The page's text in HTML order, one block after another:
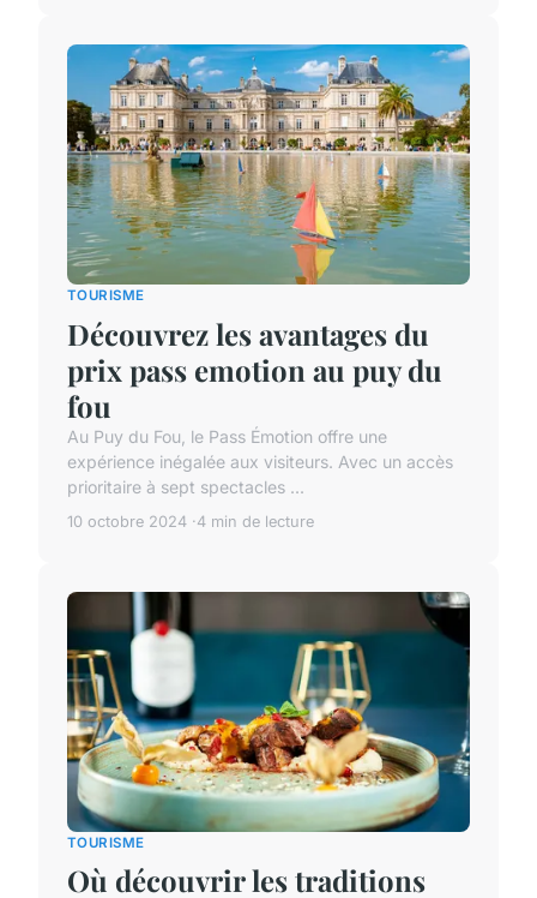
TOURISME
Découvrez les avantages du
prix pass emotion au puy du
fou
Au Puy du Fou, le Pass Émotion offre une
expérience inégalée aux visiteurs. Avec un accès
prioritaire à sept spectacles ...
10 octobre 2024 4 min de lecture
TOURISME
Où découvrir les traditions